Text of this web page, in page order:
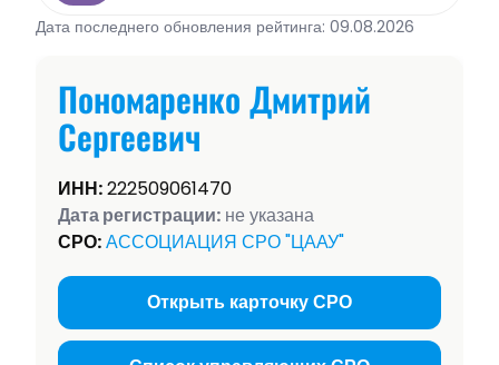
Дата последнего обновления рейтинга: 09.08.2026
Пономаренко Дмитрий
Сергеевич
ИНН:222509061470
Дата регистрации: не указана
СРО:АССОЦИАЦИЯ СРО "ЦААУ"
Открыть карточку СРО